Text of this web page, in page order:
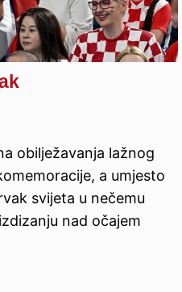
obilježavanja lažnog
a umjesto
svijeta u nečemu
nad očajem